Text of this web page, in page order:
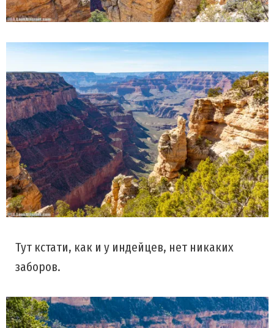
Тут кстати, как и у индейцев, нет никаких
заборов.